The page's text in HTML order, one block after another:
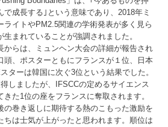
で成長する｣という意味であり、2018年ミ
ライトやPM2.5関連の学術発表が多く見ら
まれていることが強調されました。
らは、ミュンヘン大会の詳細が報告され
頭、ポスターともにフランスが１位、日本
ターは韓国に次ぐ3位という結果でした。
しましたが、IFSCCの定めるサイエンス
た1位の座をフランスに奪取されます。
の巻き返しに期待する熱のこもった激励を
ちは士気が上がったと思われます。順位は